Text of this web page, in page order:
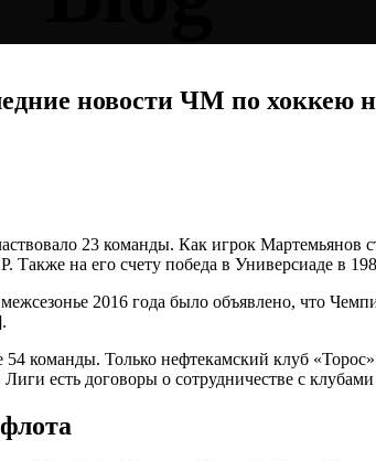
новости ЧМ по хоккею
23 команды. Как игрок Мартемьянов
на его счету победа в Универсиаде в
2016 года было объявлено, что
команды. Только нефтекамский клуб
есть договоры о сотрудничестве с